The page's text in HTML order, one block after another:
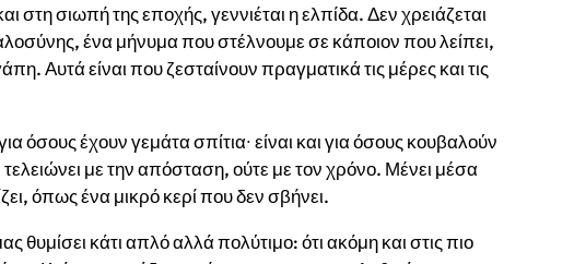
στη σιωπή της εποχής, γεννιέται η ελπίδα. Δεν χρειάζεται
ένα μήνυμα που στέλνουμε σε κάποιον που λείπει,
Αυτά είναι που ζεσταίνουν πραγματικά τις μέρες και τις
όσους έχουν γεμάτα σπίτια∙ είναι και για όσους κουβαλούν
τελειώνει με την απόσταση, ούτε με τον χρόνο. Μένει μέσα
όπως ένα μικρό κερί που δεν σβήνει.
θυμίσει κάτι απλό αλλά πολύτιμο: ότι ακόμη και στις πιο